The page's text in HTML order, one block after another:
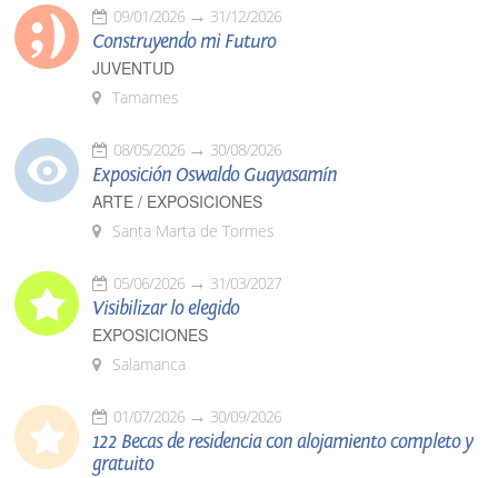
09/01/2026 31/12/2026
Construyendo mi Futuro
JUVENTUD
Tamames
08/05/2026 30/08/2026
Exposición Oswaldo Guayasamín
ARTE / EXPOSICIONES
Santa Marta de Tormes
05/06/2026 31/03/2027
Visibilizar lo elegido
EXPOSICIONES
Salamanca
01/07/2026 30/09/2026
122 Becas de residencia con alojamiento completo y
gratuito